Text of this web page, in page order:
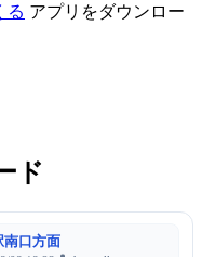
る アプリをダウンロー
ド
南口方面